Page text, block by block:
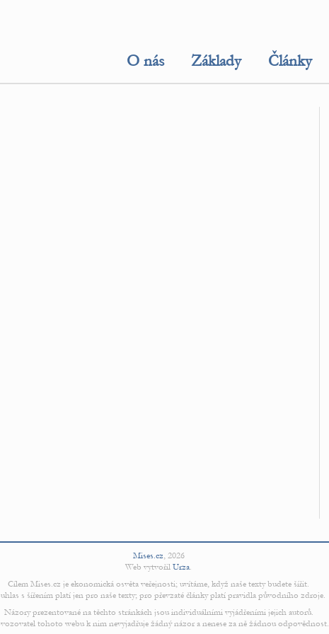
O nás Základy Články
Mises.cz, 2026
Web vytvořil Urza.
Cílem Mises.cz je ekonomická osvěta veřejnosti; uvítáme, když naše texty budete šířit.
s šířením platí jen pro naše texty; pro převzaté články platí pravidla původního zdroje.
Názory prezentované na těchto stránkách jsou individuálními vyjádřeními jejich autorů.
tohoto webu k nim nevyjadřuje žádný názor a nenese za ně žádnou odpovědnost.